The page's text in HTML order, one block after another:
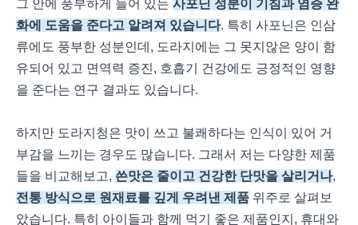
그 안에 풍부하게 들어 있는 사포닌 성분이 기침과 염증 완
화에 도움을 준다고 알려져 있습니다. 특히 사포닌은 인삼
류에도 풍부한 성분인데, 도라지에는 그 못지않은 양이 함
유되어 있고 면역력 증진, 호흡기 건강에도 긍정적인 영향
을 준다는 연구 결과도 있습니다.
하지만 도라지청은 맛이 쓰고 불쾌하다는 인식이 있어 거
부감을 느끼는 경우도 많습니다. 그래서 저는 다양한 제품
들을 비교해보고, 쓴맛은 줄이고 건강한 단맛을 살리거나,
전통 방식으로 원재료를 깊게 우려낸 제품 위주로 살펴보
았습니다. 특히 아이들과 함께 먹기 좋은 제품인지, 휴대와